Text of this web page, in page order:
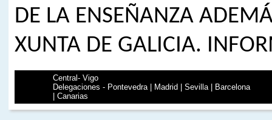
DE LA ENSEÑANZA
XUNTA DE GALICIA.
Central- Vigo
Delegaciones - Pontevedra | Madrid | Sevilla | Barcelona
| Canarias